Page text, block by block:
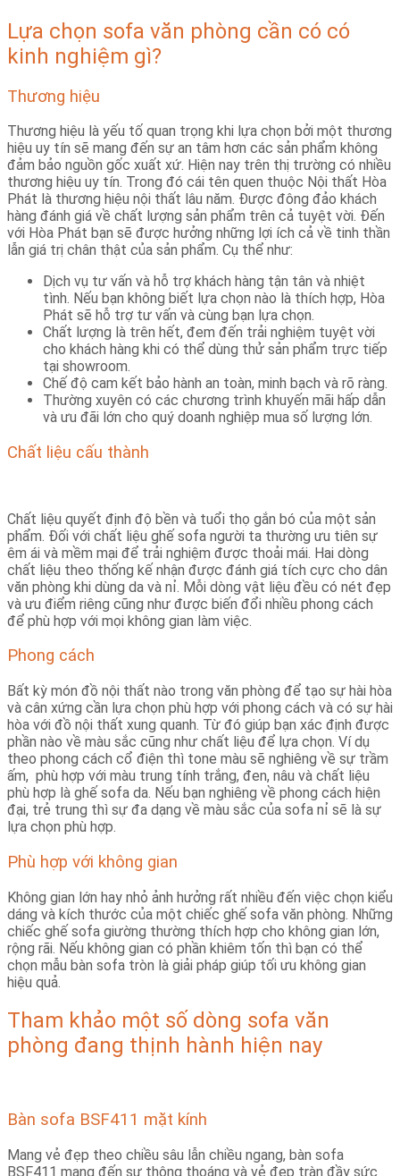
Lựa chọn sofa văn phòng cần có có
kinh nghiệm gì?
Thương hiệu
Thương hiệu là yếu tố quan trọng khi lựa chọn bởi một thương
hiệu uy tín sẽ mang đến sự an tâm hơn các sản phẩm không
đảm bảo nguồn gốc xuất xứ. Hiện nay trên thị trường có nhiều
thương hiệu uy tín. Trong đó cái tên quen thuộc Nội thất Hòa
Phát là thương hiệu nội thất lâu năm. Được đông đảo khách
hàng đánh giá về chất lượng sản phẩm trên cả tuyệt vời. Đến
với Hòa Phát bạn sẽ được hưởng những lợi ích cả về tinh thần
lẫn giá trị chân thật của sản phẩm. Cụ thể như:
Dịch vụ tư vấn và hỗ trợ khách hàng tận tân và nhiệt
tình. Nếu bạn không biết lựa chọn nào là thích hợp, Hòa
Phát sẽ hỗ trợ tư vấn và cùng bạn lựa chọn.
Chất lượng là trên hết, đem đến trải nghiệm tuyệt vời
cho khách hàng khi có thể dùng thử sản phẩm trực tiếp
tại showroom.
Chế độ cam kết bảo hành an toàn, minh bạch và rõ ràng.
Thường xuyên có các chương trình khuyến mãi hấp dẫn
và ưu đãi lớn cho quý doanh nghiệp mua số lượng lớn.
Chất liệu cấu thành
Chất liệu quyết định độ bền và tuổi thọ gắn bó của một sản
phẩm. Đối với chất liệu ghế sofa người ta thường ưu tiên sự
êm ái và mềm mại để trải nghiệm được thoải mái. Hai dòng
chất liệu theo thống kế nhận được đánh giá tích cực cho dân
văn phòng khi dùng da và nỉ. Mỗi dòng vật liệu đều có nét đẹp
và ưu điểm riêng cũng như được biến đổi nhiều phong cách
để phù hợp với mọi không gian làm việc.
Phong cách
Bất kỳ món đồ nội thất nào trong văn phòng để tạo sự hài hòa
và cân xứng cần lựa chọn phù hợp với phong cách và có sự hài
hòa với đồ nội thất xung quanh. Từ đó giúp bạn xác định được
phần nào về màu sắc cũng như chất liệu để lựa chọn. Ví dụ
theo phong cách cổ điện thì tone màu sẽ nghiêng về sự trầm
ấm, phù hợp với màu trung tính trắng, đen, nâu và chất liệu
phù hợp là ghế sofa da. Nếu bạn nghiêng về phong cách hiện
đại, trẻ trung thì sự đa dạng về màu sắc của sofa nỉ sẽ là sự
lựa chọn phù hợp.
Phù hợp với không gian
Không gian lớn hay nhỏ ảnh hưởng rất nhiều đến việc chọn kiểu
dáng và kích thước của một chiếc ghế sofa văn phòng. Những
chiếc ghế sofa giường thường thích hợp cho không gian lớn,
rộng rãi. Nếu không gian có phần khiêm tốn thì bạn có thể
chọn mẫu bàn sofa tròn là giải pháp giúp tối ưu không gian
hiệu quả.
Tham khảo một số dòng sofa văn
phòng đang thịnh hành hiện nay
Bàn sofa BSF411 mặt kính
Mang vẻ đẹp theo chiều sâu lẫn chiều ngang, bàn sofa
BSF411 mang đến sự thông thoáng và vẻ đẹp tràn đầy sức